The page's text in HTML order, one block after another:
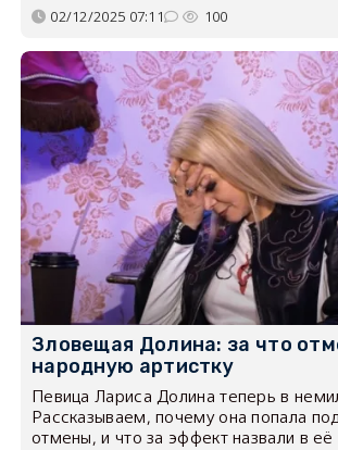
02/12/2025 07:11 100
Зловещая Долина: за что
народную артистку
Певица Лариса Долина теперь в
Рассказываем, почему она попала
отмены, и что за эффект назвали в её